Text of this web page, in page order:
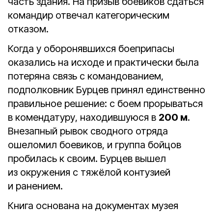
командир отвечал категорическим
отказом.
Когда у оборонявшихся боеприпасы
оказались на исходе и практически была
потеряна связь с командованием,
подполковник Бурцев принял единственно
правильное решение: с боем прорываться
в комендатуру, находившуюся в 200 м.
Внезапный рывок сводного отряда
ошеломил боевиков, и группа бойцов
пробилась к своим. Бурцев вышел
из окружения с тяжёлой контузией
и ранением.
Книга основана на документах музея